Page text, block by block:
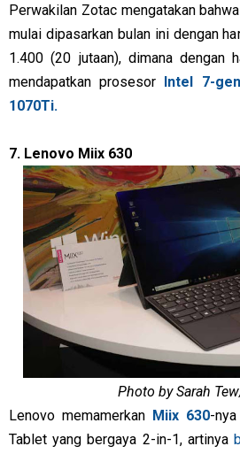
Perwakilan Zotac mengatakan
mulai dipasarkan bulan ini dengan
1.400 (20 jutaan), dimana dengan
mendapatkan prosesor Intel 7-
1070Ti.
7. Lenovo Miix 630
Photo by Sarah
Lenovo memamerkan Miix 630-
Tablet yang bergaya 2-in-1, artinya